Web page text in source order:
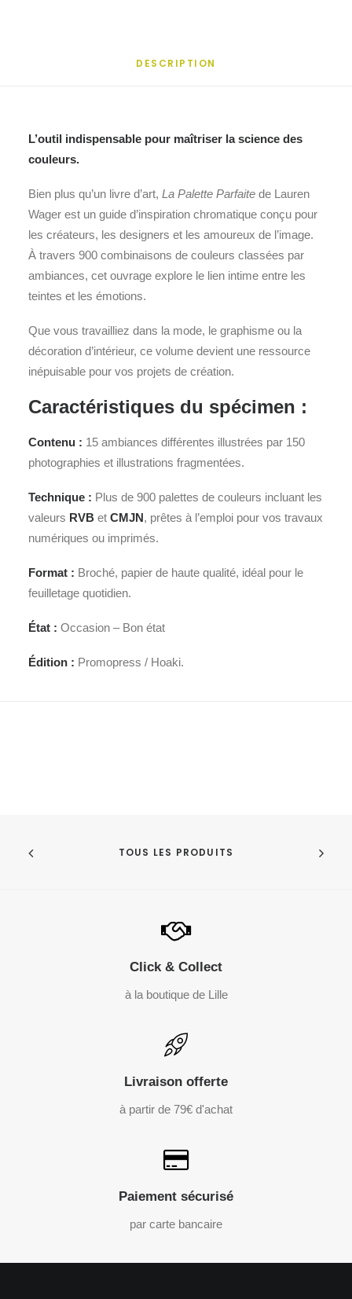
DESCRIPTION
L’outil indispensable pour maîtriser la science des
couleurs.
Bien plus qu’un livre d’art, La Palette Parfaite de Lauren
Wager est un guide d’inspiration chromatique conçu pour
les créateurs, les designers et les amoureux de l’image.
À travers 900 combinaisons de couleurs classées par
ambiances, cet ouvrage explore le lien intime entre les
teintes et les émotions.
Que vous travailliez dans la mode, le graphisme ou la
décoration d’intérieur, ce volume devient une ressource
inépuisable pour vos projets de création.
Caractéristiques du spécimen :
Contenu : 15 ambiances différentes illustrées par 150
photographies et illustrations fragmentées.
Technique : Plus de 900 palettes de couleurs incluant les
valeurs RVB et CMJN, prêtes à l’emploi pour vos travaux
numériques ou imprimés.
Format : Broché, papier de haute qualité, idéal pour le
feuilletage quotidien.
État : Occasion – Bon état
Édition : Promopress / Hoaki.
TOUS LES PRODUITS
Click & Collect
à la boutique de Lille
Livraison offerte
à partir de 79€ d'achat
Paiement sécurisé
par carte bancaire